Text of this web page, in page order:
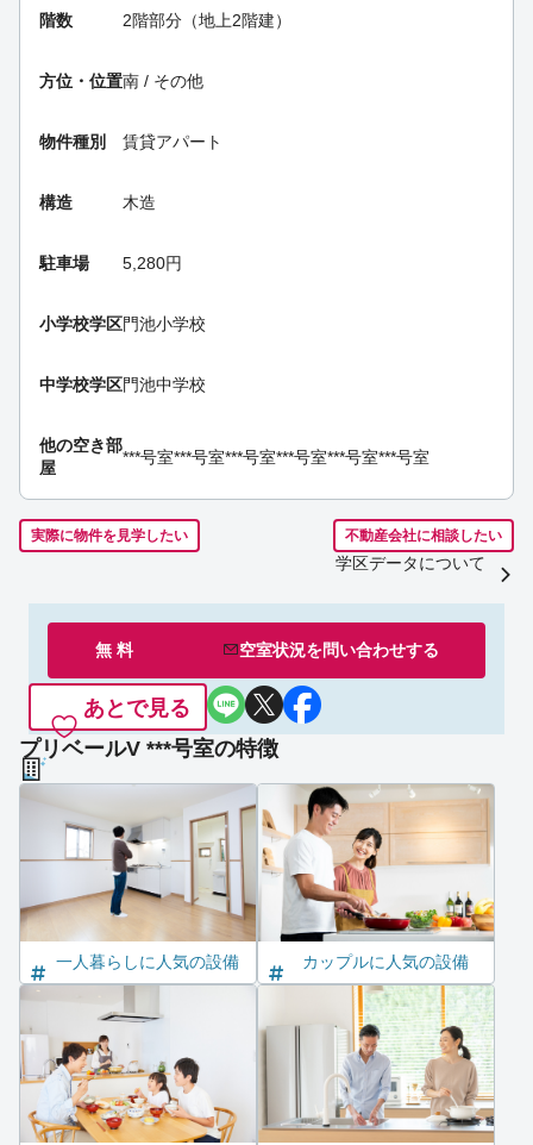
階数 2階部分（地上2階建）
方位・位置南 / その他
物件種別 賃貸アパート
構造 木造
駐車場 5,280円
小学校学区門池小学校
中学校学区門池中学校
他の空き部
屋
***号室***号室***号室***号室***号室***号室
実際に物件を見学したい 不動産会社に相談したい
学区データについて
無 料 空室状況を問い合わせする
あとで見る
プリベールV ***号室の特徴
一人暮らしに人気の設備 カップルに人気の設備